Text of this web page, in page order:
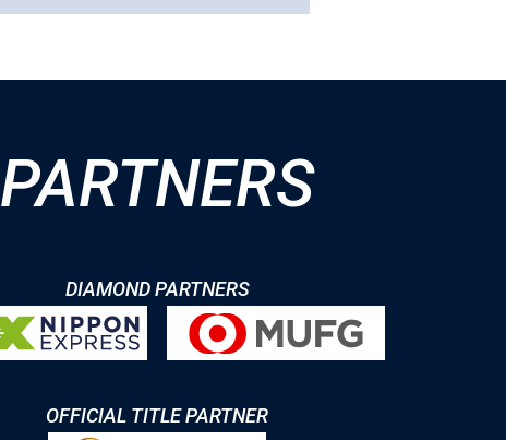
PARTNERS
DIAMOND PARTNERS
OFFICIAL TITLE PARTNER